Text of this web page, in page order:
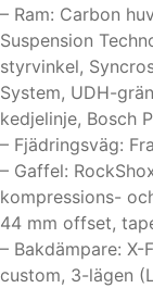
– Ram: Carbon
Suspension
styrvinkel,
System, UDH-
kedjelinje, Bosch
– Fjädringsväg:
– Gaffel:
kompressions-
44 mm offset,
– Bakdämpare: X-
custom, 3-lägen